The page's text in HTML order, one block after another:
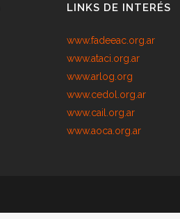
LINKS DE INTERÉS
www.fadeeac.org.ar
www.ataci.org.ar
www.arlog.org
www.cedol.org.ar
www.cail.org.ar
www.aoca.org.ar